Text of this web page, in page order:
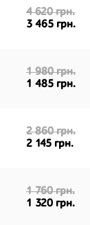
4 620 грн.
3 465 грн.
1 980 грн.
1 485 грн.
2 860 грн.
2 145 грн.
1 760 грн.
1 320 грн.